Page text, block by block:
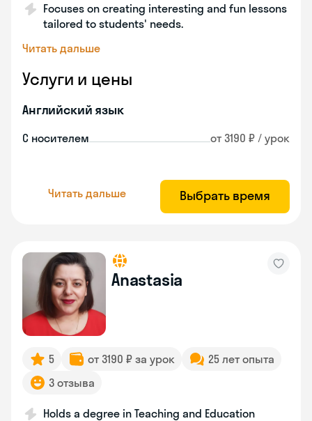
Focuses on creating interesting and fun lessons
tailored to students' needs.
Читать дальше
Услуги и цены
Английский язык
С носителем от 3190 ₽ / урок
Читать дальше Выбрать время
Anastasia
5 от 3190 ₽ за урок
25 лет опыта
3 отзыва
Holds a degree in Teaching and Education